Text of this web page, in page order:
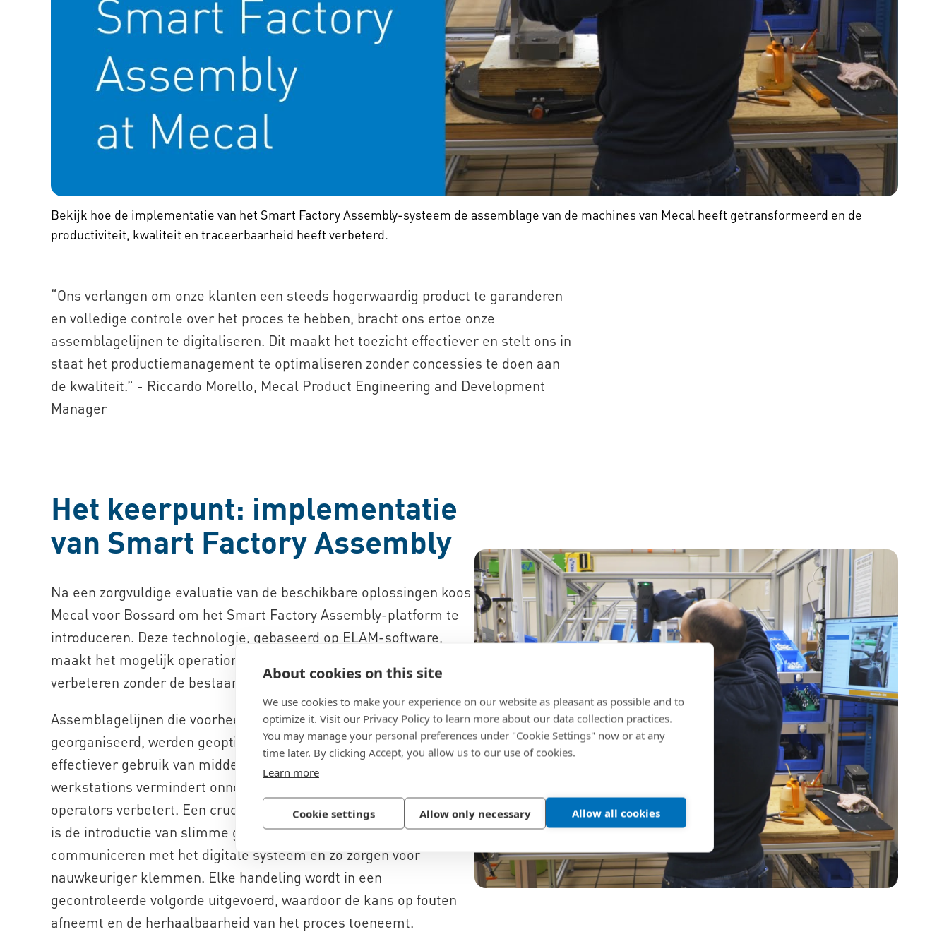
About cookies on this site
We use cookies to make your experience on our website as pleasant as possible and to
optimize it. Visit our Privacy Policy to learn more about our data collection practices.
You may manage your personal preferences under "Cookie Settings" now or at any
time later. By clicking Accept, you allow us to our use of cookies.
Learn more
Cookie settings Allow only necessary Allow all cookies
Bekijk hoe de implementatie van het Smart Factory Assembly-systeem de assemblage van de machines van Mecal heeft getransformeerd en de
productiviteit, kwaliteit en traceerbaarheid heeft verbeterd.
“Ons verlangen om onze klanten een steeds hogerwaardig product te garanderen
en volledige controle over het proces te hebben, bracht ons ertoe onze
assemblagelijnen te digitaliseren. Dit maakt het toezicht effectiever en stelt ons in
staat het productiemanagement te optimaliseren zonder concessies te doen aan
de kwaliteit.” - Riccardo Morello, Mecal Product Engineering and Development
Manager
Het keerpunt: implementatie
van Smart Factory Assembly
Na een zorgvuldige evaluatie van de beschikbare oplossingen koos
Mecal voor Bossard om het Smart Factory Assembly-platform te
introduceren. Deze technologie, gebaseerd op ELAM-software,
maakt het mogelijk operationele precisie en kwaliteitsbeheer te
verbeteren zonder de bestaande productiestructuur te verstoren.
Assemblagelijnen die voorheen in batches op werktafels waren
georganiseerd, werden geoptimaliseerd voor betere ergonomie en
effectiever gebruik van middelen. De invoering van gedigitaliseerde
werkstations vermindert onnodig transport, wat het welzijn van
operators verbetert. Een cruciaal onderdeel van de transformatie
is de introductie van slimme gereedschappen die kunnen
communiceren met het digitale systeem en zo zorgen voor
nauwkeuriger klemmen. Elke handeling wordt in een
gecontroleerde volgorde uitgevoerd, waardoor de kans op fouten
afneemt en de herhaalbaarheid van het proces toeneemt.